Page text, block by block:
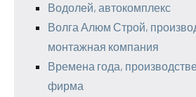
Водолей, автокомплекс
Волга Алюм Строй,
монтажная компания
Времена года,
фирма